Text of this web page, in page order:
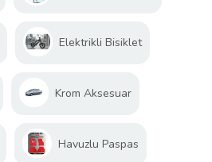
Elektrikli Bisiklet
Krom Aksesuar
Havuzlu Paspas